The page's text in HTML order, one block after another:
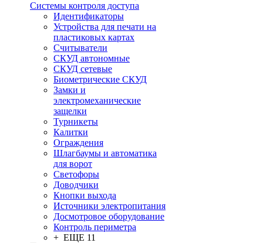
Системы контроля доступа
Идентификаторы
Устройства для печати на
пластиковых картах
Считыватели
СКУД автономные
СКУД сетевые
Биометрические СКУД
Замки и
электромеханические
защелки
Турникеты
Калитки
Ограждения
Шлагбаумы и автоматика
для ворот
Светофоры
Доводчики
Кнопки выхода
Источники электропитания
Досмотровое оборудование
Контроль периметра
+ ЕЩЕ 11